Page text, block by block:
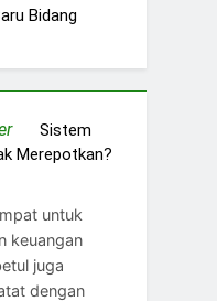
Bidang
on Sistem
Merepotkan?
untuk
keuangan
juga
dengan